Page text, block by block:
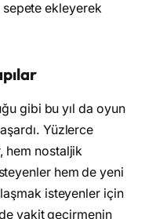
sepete ekleyerek
gibi bu yıl da oyun
Yüzlerce
hem nostaljik
hem de yeni
isteyenler için
vakit geçirmenin